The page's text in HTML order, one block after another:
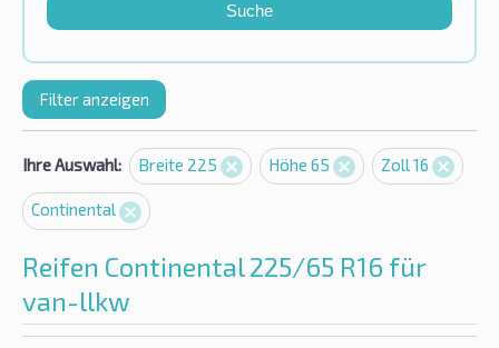
Suche
Filter anzeigen
Ihre Auswahl: Breite 225 Höhe 65 Zoll 16
Continental
Reifen Continental 225/65 R16 für
van-llkw